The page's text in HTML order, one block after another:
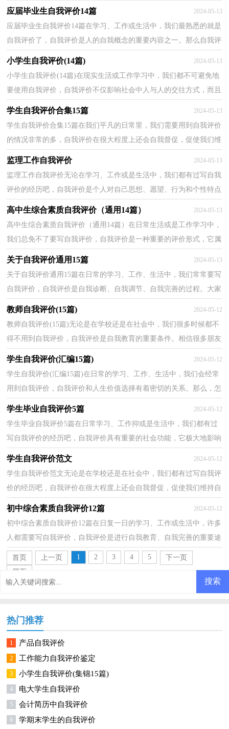
应届毕业生自我评价14篇 2024-05-13
应届毕业生自我评价14篇在学习、工作或生活中，我们最熟悉的就是
自我评价了，自我评价是人的自我概念的重要内容之一。那么自我评
小学生自我评价(14篇) 2024-05-13
小学生自我评价(14篇)在现实生活或工作学习中，我们都不可避免地
要使用自我评价，自我评价不仅影响社会中人与人的交往方式，而且
学生自我评价合集15篇 2024-05-13
学生自我评价合集15篇在我们平凡的日常里，我们需要用到自我评价
的情况非常的多，自我评价在很大程度上还会自我督促，促使我们维
监理工作自我评价 2024-05-13
监理工作自我评价无论在学习、工作或是生活中，我们都有过写自我
评价的经历吧，自我评价是个人对自己思想、愿望、行为和个性特点
高中生综合素质自我评价（通用14篇） 2024-05-13
高中生综合素质自我评价（通用14篇）在日常生活或是工作学习中，
我们总免不了要写自我评价，自我评价是一种重要的评价形式，它属
关于自我评价通用15篇 2024-05-13
关于自我评价通用15篇在日常的学习、工作、生活中，我们常常要写
自我评价，自我评价是自我诊断、自我调节、自我完善的过程。大家
教师自我评价(15篇) 2024-05-12
教师自我评价(15篇)无论是在学校还是在社会中，我们很多时候都不
得不用到自我评价，自我评价是自我教育的重要条件。相信很多朋友
学生自我评价(汇编15篇) 2024-05-12
学生自我评价(汇编15篇)在日常的学习、工作、生活中，我们会经常
用到自我评价，自我评价和人生价值选择有着密切的关系。那么，怎
学生毕业自我评价5篇 2024-05-12
学生毕业自我评价5篇在日常学习、工作抑或是生活中，我们都有过
写自我评价的经历吧，自我评价具有重要的社会功能，它极大地影响
学生自我评价范文 2024-05-12
学生自我评价范文无论是在学校还是在社会中，我们都有过写自我评
价的经历吧，自我评价在很大程度上还会自我督促，促使我们维持自
初中综合素质自我评价12篇 2024-05-12
初中综合素质自我评价12篇在日复一日的学习、工作或生活中，许多
人都需要写自我评价，自我评价是进行自我教育、自我完善的重要途
径之一。如何写自我评价才合适呢？以下是小编精心...
首页 上一页 1 2 3 4 5
下一页
尾页
热门推荐
1 产品自我评价
2 工作能力自我评价鉴定
3 小学生自我评价(集锦15篇)
4 电大学生自我评价
5 会计简历中自我评价
6 学期末学生的自我评价